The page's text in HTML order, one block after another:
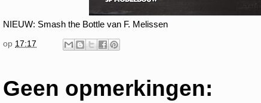
NIEUW: Smash the Bottle van F. Melissen
op 17:17
Geen opmerkingen: